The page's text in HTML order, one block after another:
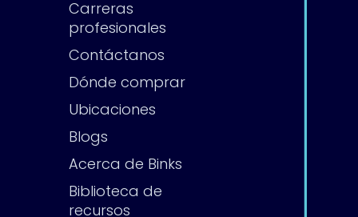
Carreras
profesionales
Contáctanos
Dónde comprar
Ubicaciones
Blogs
Acerca de Binks
Biblioteca de
recursos